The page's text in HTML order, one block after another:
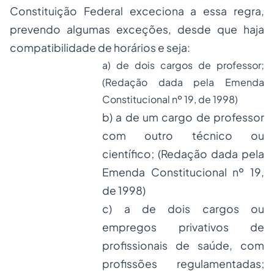
Constituição Federal exceciona a essa regra,
prevendo algumas exceções, desde que haja
compatibilidade de horários e seja:
a) de dois cargos de professor;
(Redação dada pela Emenda
Constitucional nº 19, de 1998)
b) a de um cargo de professor
com outro técnico ou
científico; (Redação dada pela
Emenda Constitucional nº 19,
de 1998)
c) a de dois cargos ou
empregos privativos de
profissionais de saúde, com
profissões regulamentadas;